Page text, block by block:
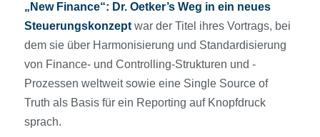
„New Finance“: Dr. Oetker’s Weg in ein neues
Steuerungskonzept war der Titel ihres Vortrags, bei
dem sie über Harmonisierung und Standardisierung
von Finance- und Controlling-Strukturen und -
Prozessen weltweit sowie eine Single Source of
Truth als Basis für ein Reporting auf Knopfdruck
sprach.